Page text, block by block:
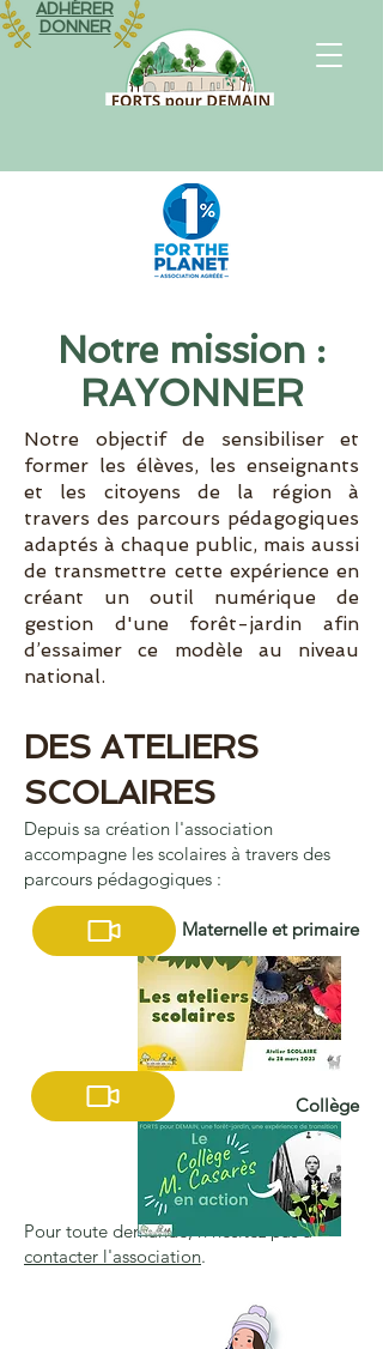
ADHÉRER
DONNER
Notre mission :
RAYONNER
Notre objectif de sensibiliser et
former les élèves, les enseignants
et les citoyens de la région à
travers des parcours pédagogiques
adaptés à chaque public, mais aussi
de transmettre cette expérience en
créant un outil numérique de
gestion d'une forêt-jardin afin
d’essaimer ce modèle au niveau
national.
DES ATELIERS
SCOLAIRES
Depuis sa création l'association
accompagne les scolaires à travers des
parcours pédagogiques :
Maternelle et primaire
Collège
Pour toute demande, n'hésitez pas à
contacter l'association.